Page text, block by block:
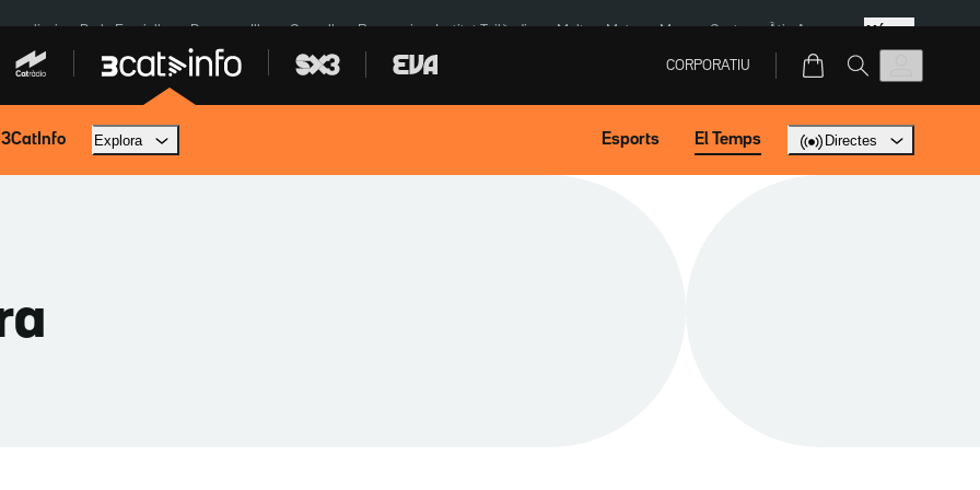
eclipsi De la Espriella Dos anys Illa Granollers Paraguai Institut Tailàndia Multa a Meta Menors Ceuta Àtic Ayuso Més
CORPORATIU
3CatInfo Explora Esports El Temps Directes